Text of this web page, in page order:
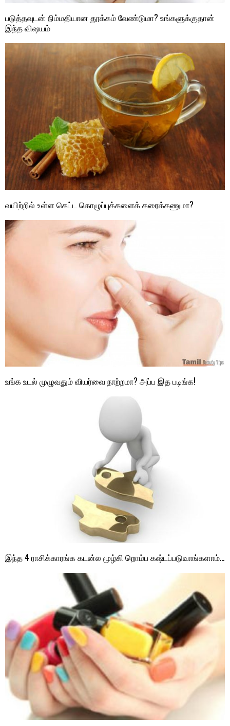
படுத்தவுடன் நிம்மதியான தூக்கம் வேண்டுமா? உங்களுக்குதான்
இந்த விஷயம்
வயிற்றில் உள்ள கெட்ட கொழுப்புக்களைக் கரைக்கணுமா?
உங்க உடல் முழுவதும் வியர்வை நாற்றமா? அப்ப இத படிங்க!
இந்த 4 ராசிக்காரங்க கடன்ல மூழ்கி றொம்ப கஷ்டப்படுவாங்களாம்…